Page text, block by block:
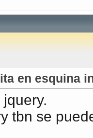
en esquina
tbn se